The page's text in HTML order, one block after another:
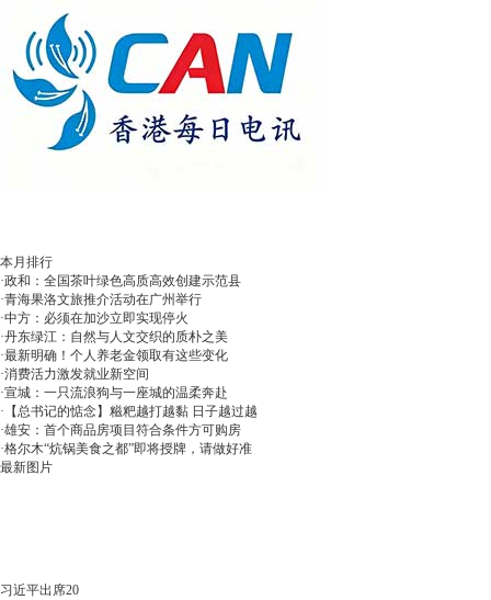
本月排行
·政和：全国茶叶绿色高质高效创建示范县
·青海果洛文旅推介活动在广州举行
·中方：必须在加沙立即实现停火
·丹东绿江：自然与人文交织的质朴之美
·最新明确！个人养老金领取有这些变化
·消费活力激发就业新空间
·宣城：一只流浪狗与一座城的温柔奔赴
· 【总书记的惦念】糍粑越打越黏 日子越过越
·雄安：首个商品房项目符合条件方可购房
·格尔木“炕锅美食之都”即将授牌，请做好准
最新图片
习近平出席20